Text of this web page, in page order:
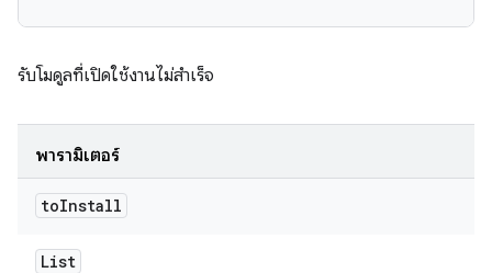
รับโมดูลที่เปิดใช้งานไม่สำเร็จ
พารามิเตอร์
toInstall
List